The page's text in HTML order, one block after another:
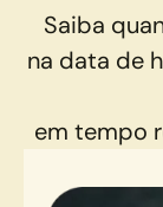
Saiba
na data de
em tempo